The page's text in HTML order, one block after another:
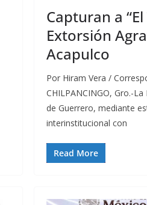
Capturan a
Extorsión
Acapulco
Por Hiram Vera /
CHILPANCINGO, Gro.-
de Guerrero, mediante
interinstitucional con
Read More